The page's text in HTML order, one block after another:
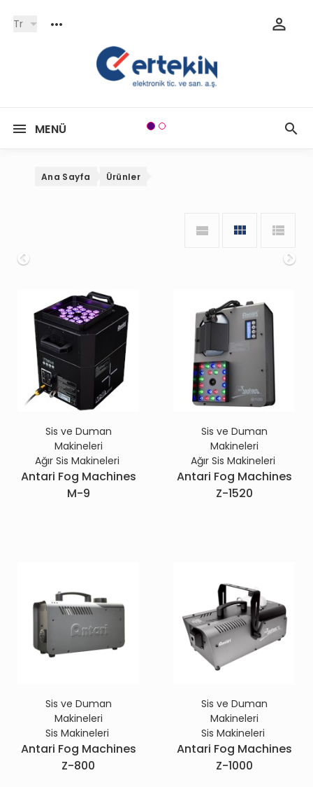
Tr
MENÜ
Onceki
Ana Sayfa Ürünler
Sis ve Duman
Makineleri
Ağır Sis Makineleri
Antari Fog Machines
M-9
Sis ve Duman
Makineleri
Ağır Sis Makineleri
Antari Fog Machines
Z-1520
Sis ve Duman
Makineleri
Sis Makineleri
Antari Fog Machines
Z-800
Sis ve Duman
Makineleri
Sis Makineleri
Antari Fog Machines
Z-1000